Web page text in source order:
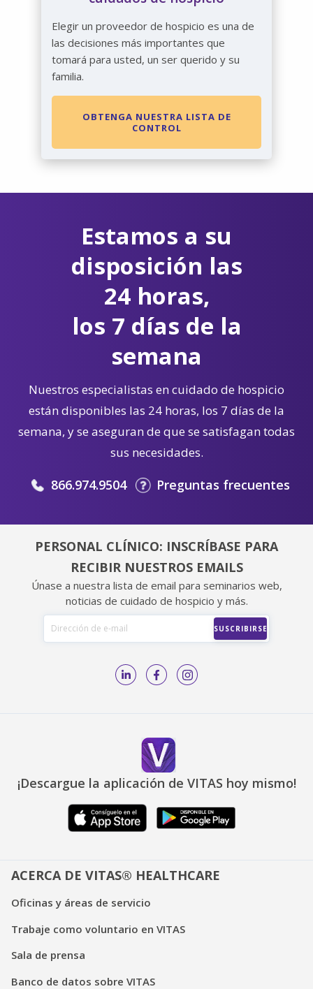
Elegir un proveedor de hospicio es una de
las decisiones más importantes que
tomará para usted, un ser querido y su
familia.
OBTENGA NUESTRA LISTA DE
CONTROL
Estamos a su
disposición las
24 horas,
los 7 días de la
semana
Nuestros especialistas en cuidado de hospicio
están disponibles las 24 horas, los 7 días de la
semana, y se aseguran de que se satisfagan todas
sus necesidades.
866.974.9504 Preguntas frecuentes
PERSONAL CLÍNICO: INSCRÍBASE PARA
RECIBIR NUESTROS EMAILS
Únase a nuestra lista de email para seminarios web,
noticias de cuidado de hospicio y más.
¡Descargue la aplicación de VITAS hoy mismo!
ACERCA DE VITAS® HEALTHCARE
Oficinas y áreas de servicio
Trabaje como voluntario en VITAS
Sala de prensa
Banco de datos sobre VITAS